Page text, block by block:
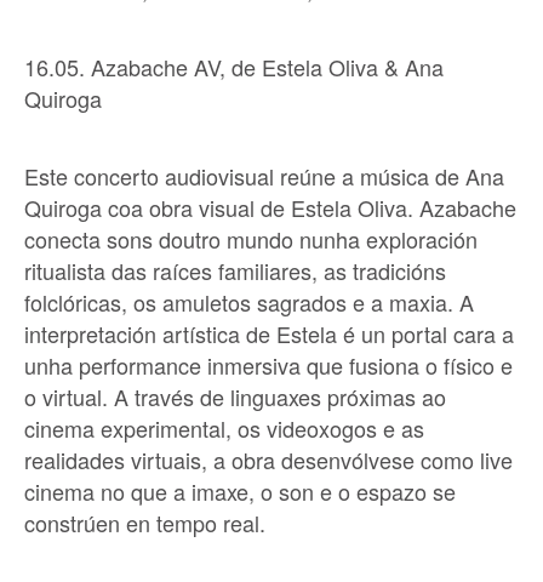
16.05. Azabache AV, de Estela Oliva & Ana
Quiroga
Este concerto audiovisual reúne a música de Ana
Quiroga coa obra visual de Estela Oliva. Azabache
conecta sons doutro mundo nunha exploración
ritualista das raíces familiares, as tradicións
folclóricas, os amuletos sagrados e a maxia. A
interpretación artística de Estela é un portal cara a
unha performance inmersiva que fusiona o físico e
o virtual. A través de linguaxes próximas ao
cinema experimental, os videoxogos e as
realidades virtuais, a obra desenvólvese como live
cinema no que a imaxe, o son e o espazo se
constrúen en tempo real.